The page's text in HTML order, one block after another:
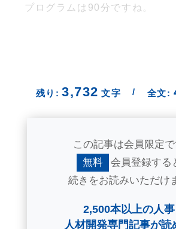
プログラムは90分ですね。
残り: 3,732 文字 / 全文:
この記事は会員限定で
無料
会員登録する
続きをお読みいただけ
2,500本以上の人事
人材開発専門記事が読